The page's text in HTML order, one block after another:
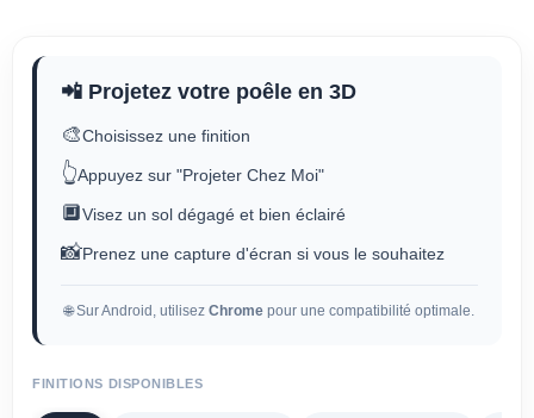
📲 Projetez votre poêle en 3D
🎨Choisissez une finition
👆Appuyez sur "Projeter Chez Moi"
🔲Visez un sol dégagé et bien éclairé
📸Prenez une capture d'écran si vous le souhaitez
🌐 Sur Android, utilisez Chrome pour une compatibilité optimale.
FINITIONS DISPONIBLES